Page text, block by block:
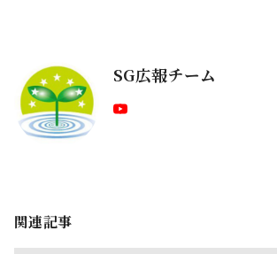
SG広報チーム
関連記事